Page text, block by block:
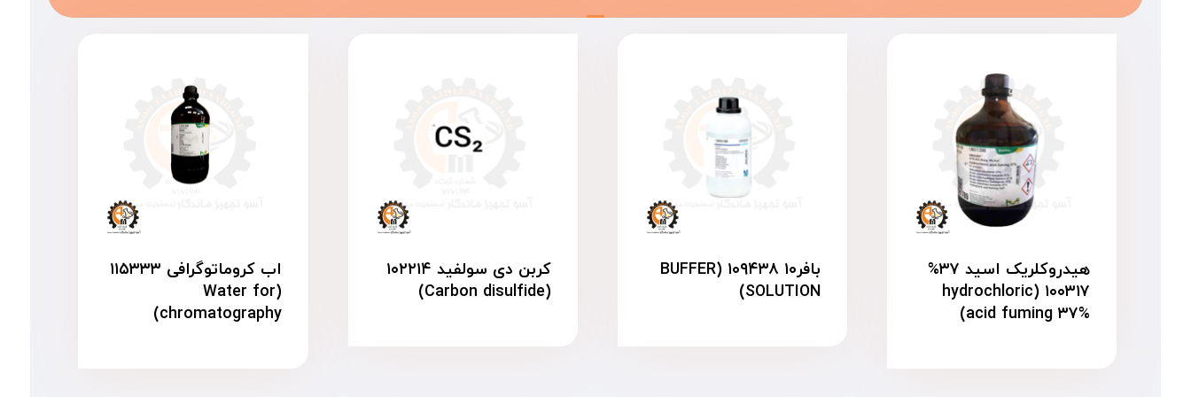
هیدروکلریک اسید ۳۷%
۱۰۰۳۱۷ (hydrochloric
acid fuming ۳۷%)
بافر۱۰ ۱۰۹۴۳۸ (BUFFER
SOLUTION)
کربن دی سولفید ۱۰۲۲۱۴
(Carbon disulfide)
اب کروماتوگرافی ۱۱۵۳۳۳
(Water for
chromatography)